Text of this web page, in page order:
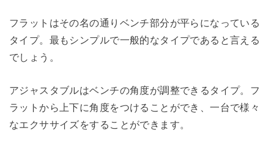
フラットはその名の通りベンチ部分が平らになっている
タイプ。最もシンプルで一般的なタイプであると言える
でしょう。
アジャスタブルはベンチの角度が調整できるタイプ。フ
ラットから上下に角度をつけることができ、一台で様々
なエクササイズをすることができます。